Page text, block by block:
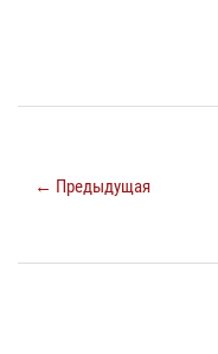
← Предыдущая